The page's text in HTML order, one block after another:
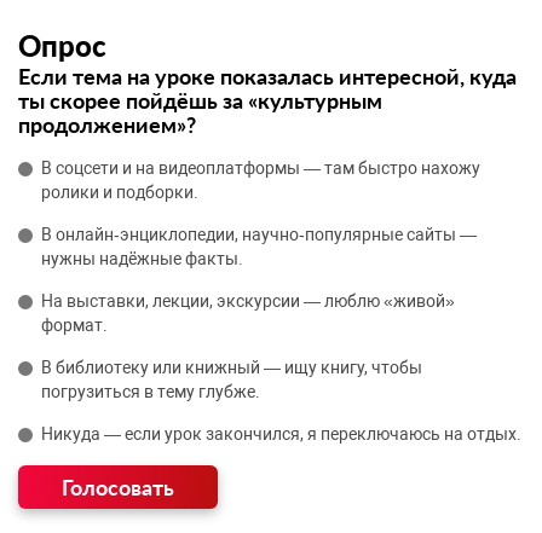
Опрос
Если тема на уроке показалась интересной, куда
ты скорее пойдёшь за «культурным
продолжением»?
В соцсети и на видеоплатформы — там быстро нахожу
ролики и подборки.
В онлайн‑энциклопедии, научно‑популярные сайты —
нужны надёжные факты.
На выставки, лекции, экскурсии — люблю «живой»
формат.
В библиотеку или книжный — ищу книгу, чтобы
погрузиться в тему глубже.
Никуда — если урок закончился, я переключаюсь на отдых.